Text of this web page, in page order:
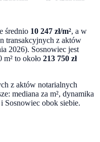
średnio 10 247 zł/m², a w
transakcyjnych z aktów
2026). Sosnowiec jest
to około 213 750 zł
z aktów notarialnych
mediana za m², dynamika
i Sosnowiec obok siebie.